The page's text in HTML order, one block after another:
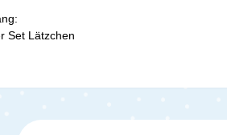
Set Lätzchen